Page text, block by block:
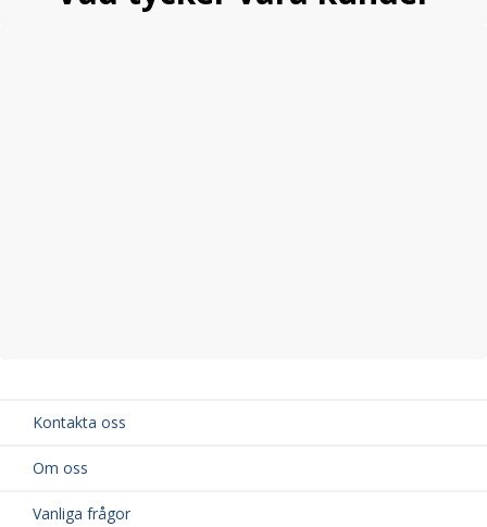
Kontakta oss
Om oss
Vanliga frågor